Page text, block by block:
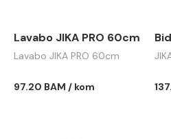
Lavabo JIKA PRO 60cm
Lavabo JIKA PRO 60cm
97.20 BAM / kom